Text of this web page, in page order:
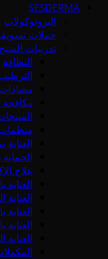
SESDERMA
البروتوكولات
حملات
تدريبات المنتج
النظافة
منظمات
علاج
العناية
العناية
العناية